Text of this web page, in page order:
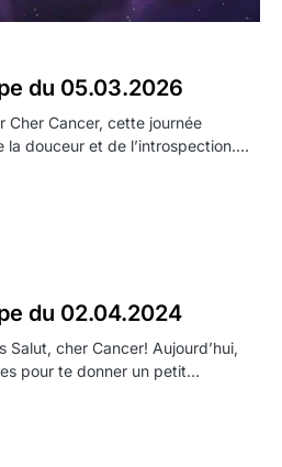
du 05.03.2026
Cher Cancer, cette journée
la douceur et de l’introspection.…
du 02.04.2024
Salut, cher Cancer! Aujourd’hui,
pour te donner un petit…